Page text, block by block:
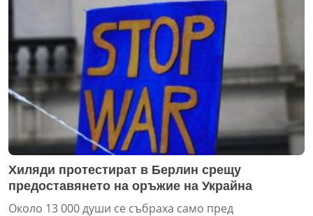
Хиляди протестират в Берлин срещу
предоставянето на оръжие на Украйна
Около 13 000 души се събраха само пред